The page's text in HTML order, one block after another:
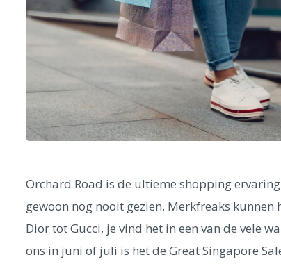
Orchard Road is de ultieme shopping
gewoon nog nooit gezien. Merkfreaks
Dior tot Gucci, je vind het in een van de vele
ons in juni of juli is het de Great Singapore